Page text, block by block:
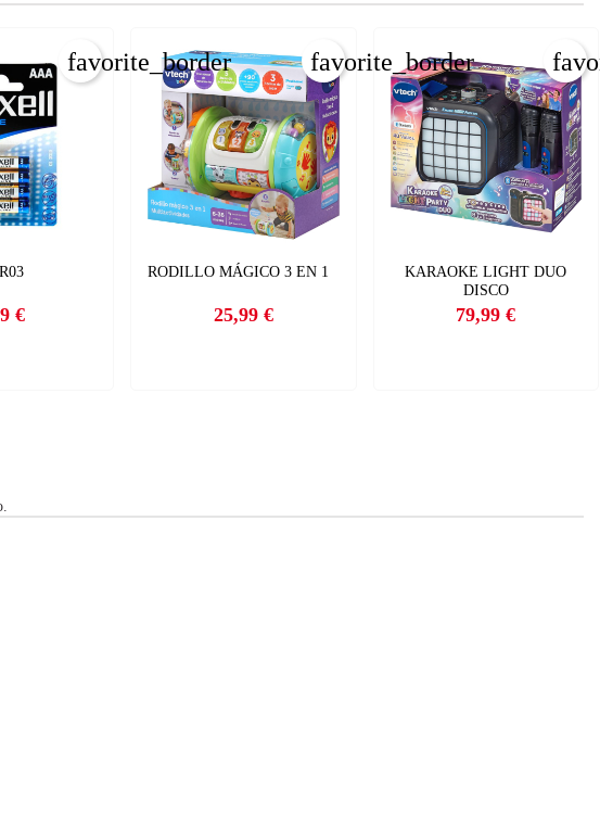
€
favorite_border
RODILLO MÁGICO 3 EN 1
Precio
25,99 €
favorite_border
KARAOKE LIGHT DUO
DISCO
Precio
79,99 €